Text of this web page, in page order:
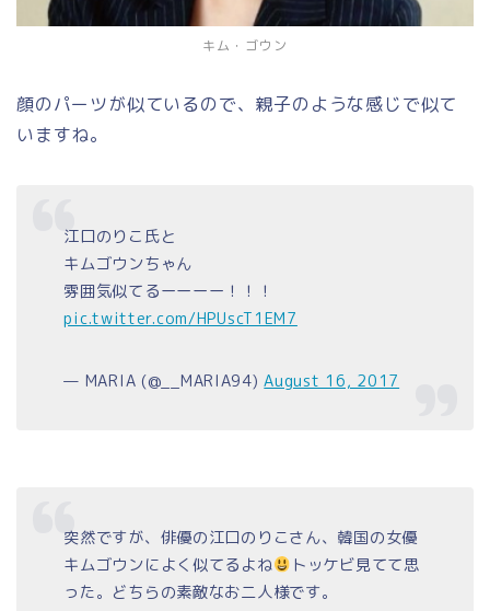
キム・ゴウン
顔のパーツが似ているので、親子のような感じで似て
いますね。
江口のりこ氏と
キムゴウンちゃん
雰囲気似てるーーーー！！！
pic.twitter.com/HPUscT1EM7
— MARIA (@__MARIA94)August 16, 2017
突然ですが、俳優の江口のりこさん、韓国の女優
キムゴウンによく似てるよね
トッケビ見てて思
った。どちらの素敵なお二人様です。